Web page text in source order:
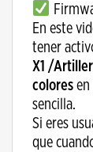
En este
tener
X1 /
colores en
sencilla.
Si eres
que